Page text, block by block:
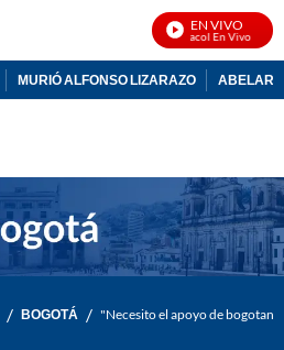
EN VIVO
Noticias Caracol En Vivo
MURIÓ ALFONSO LIZARAZO
/ BOGOTÁ / "Necesito el apoyo de